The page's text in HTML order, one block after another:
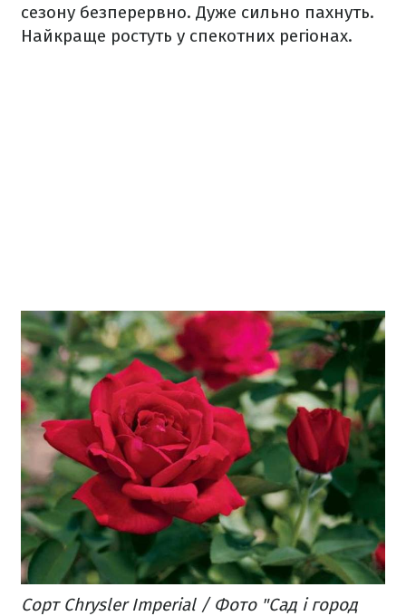
сезону безперервно. Дуже сильно пахнуть.
Найкраще ростуть у спекотних регіонах.
Сорт Chrysler Imperial / Фото "Сад і город